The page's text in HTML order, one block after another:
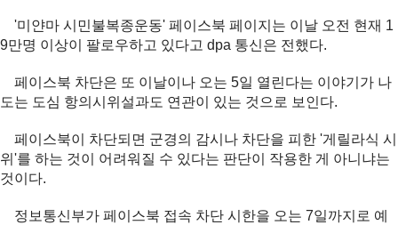
'미얀마 시민불복종운동' 페이스북 페이지는 이날 오전 현재 1
9만명 이상이 팔로우하고 있다고 dpa 통신은 전했다.
페이스북 차단은 또 이날이나 오는 5일 열린다는 이야기가 나
도는 도심 항의시위설과도 연관이 있는 것으로 보인다.
페이스북이 차단되면 군경의 감시나 차단을 피한 '게릴라식 시
위'를 하는 것이 어려워질 수 있다는 판단이 작용한 게 아니냐는
것이다.
정보통신부가 페이스북 접속 차단 시한을 오는 7일까지로 예